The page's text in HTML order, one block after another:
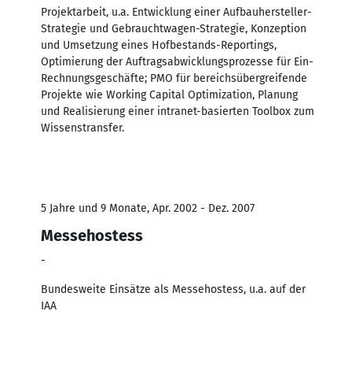
Projektarbeit, u.a. Entwicklung einer Aufbauhersteller-
Strategie und Gebrauchtwagen-Strategie, Konzeption
und Umsetzung eines Hofbestands-Reportings,
Optimierung der Auftragsabwicklungsprozesse für Ein-
Rechnungsgeschäfte; PMO für bereichsübergreifende
Projekte wie Working Capital Optimization, Planung
und Realisierung einer intranet-basierten Toolbox zum
Wissenstransfer.
5 Jahre und 9 Monate, Apr. 2002 - Dez. 2007
Messehostess
-
Bundesweite Einsätze als Messehostess, u.a. auf der
IAA